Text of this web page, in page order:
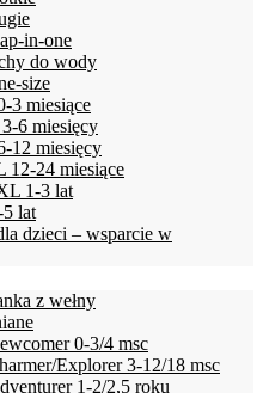
in-one
do wody
size
3 miesiące
6 miesięcy
12 miesięcy
12-24 miesiące
1-3 lat
lat
dzieci – wsparcie w
z wełny
0-3/4 msc
Explorer 3-12/18 msc
1-2/2,5 roku